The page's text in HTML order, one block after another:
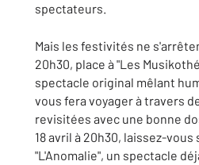
spectateurs.
Mais les festivités ne
20h30, place à "Les
spectacle original mêlant
vous fera voyager à travers
revisitées avec une bonne
18 avril à 20h30, laissez-
"L'Anomalie", un spectacle